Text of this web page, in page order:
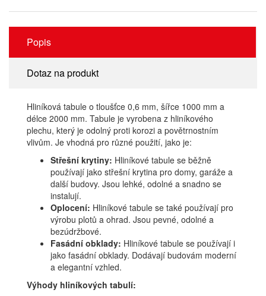
Popis
Dotaz na produkt
Hliníková tabule o tloušťce 0,6 mm, šířce 1000 mm a
délce 2000 mm. Tabule je vyrobena z hliníkového
plechu, který je odolný proti korozi a povětrnostním
vlivům. Je vhodná pro různé použití, jako je:
Střešní krytiny: Hliníkové tabule se běžně
používají jako střešní krytina pro domy, garáže a
další budovy. Jsou lehké, odolné a snadno se
instalují.
Oplocení: Hliníkové tabule se také používají pro
výrobu plotů a ohrad. Jsou pevné, odolné a
bezúdržbové.
Fasádní obklady: Hliníkové tabule se používají i
jako fasádní obklady. Dodávají budovám moderní
a elegantní vzhled.
Výhody hliníkových tabulí: